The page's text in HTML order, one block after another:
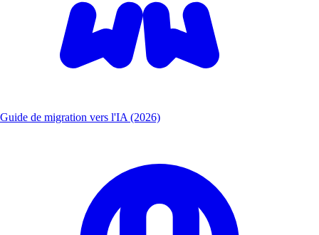
Guide de migration vers l'IA (2026)